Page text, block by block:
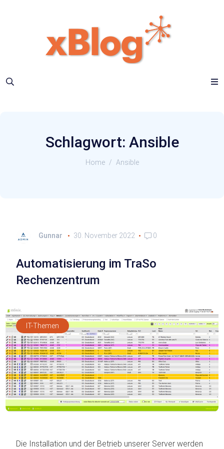
Schlagwort: Ansible
Home / Ansible
Gunnar 30. November 2022 0
Automatisierung im TraSo
Rechenzentrum
IT-Themen
Die Installation und der Betrieb unserer Server werden